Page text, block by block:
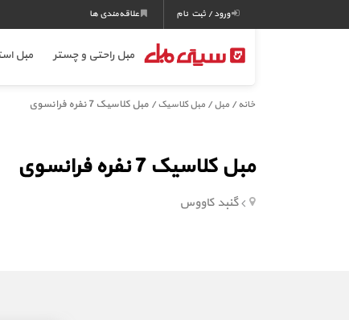
ورود / ثبت نام علاقه‌مندی ها
مبل راحتی و چستر مبل
خانه / مبل/ مبل کلاسیک/ مبل کلاسیک 7 نفره فرانسوی
مبل کلاسیک 7 نفره فرانسوی
گنبد کاووس